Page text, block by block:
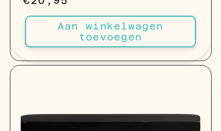
prijs
Aan winkelwagen
toevoegen